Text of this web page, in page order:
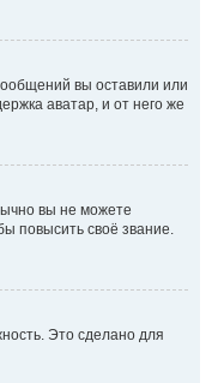
вы оставили или
аватар, и от него же
вы не можете
повысить своё звание.
Это сделано для